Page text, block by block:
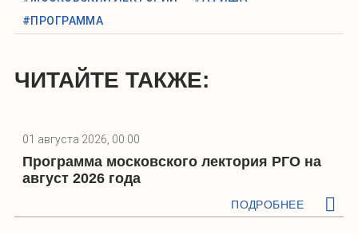
#ПРОГРАММА
ЧИТАЙТЕ ТАКЖЕ:
01 августа 2026, 00:00
Программа московского лектория РГО на
август 2026 года
ПОДРОБНЕЕ